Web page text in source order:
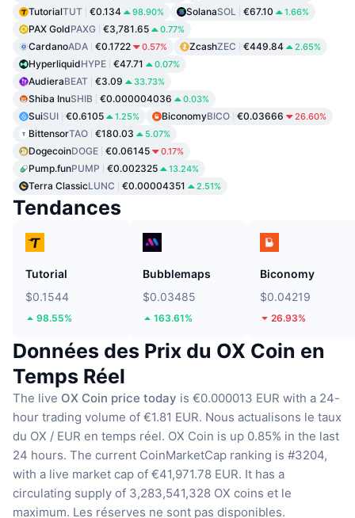
TutorialTUT €0.134 98.90% SolanaSOL €67.10 1.66%
PAX GoldPAXG €3,781.65 0.77%
CardanoADA €0.1722 0.57% ZcashZEC €449.84 2.65%
HyperliquidHYPE €47.71 0.07%
AudieraBEAT €3.09 33.73%
Shiba InuSHIB €0.000004036 0.03%
SuiSUI €0.6105 1.25% BiconomyBICO €0.03666 26.60%
BittensorTAO €180.03 5.07%
DogecoinDOGE €0.06145 0.17%
Pump.funPUMP €0.002325 13.24%
Terra ClassicLUNC €0.00004351 2.51%
Tendances
Tutorial
$0.1544
98.55%
Bubblemaps
$0.03485
163.61%
Biconomy
$0.04219
26.93%
Données des Prix du OX Coin en
Temps Réel
The live OX Coin price today is €0.000013 EUR with a 24-
hour trading volume of €1.81 EUR. Nous actualisons le taux
du OX / EUR en temps réel. OX Coin is up 0.85% in the last
24 hours. The current CoinMarketCap ranking is #3204,
with a live market cap of €41,971.78 EUR. It has a
circulating supply of 3,283,541,328 OX coins et le
maximum. Les réserves ne sont pas disponibles.